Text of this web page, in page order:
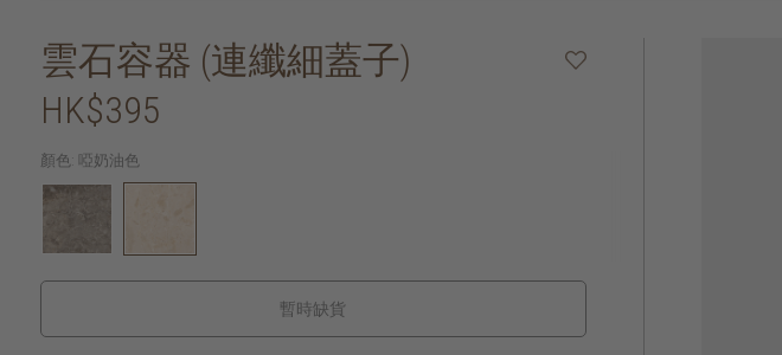
雲石容器 (連纖細蓋子)
HK$395
顏色: 啞奶油色
暫時缺貨